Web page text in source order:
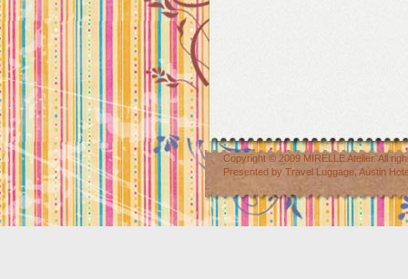
Copyright © 2009 MIRELLE Atelier. All
Presented by Travel Luggage Austin